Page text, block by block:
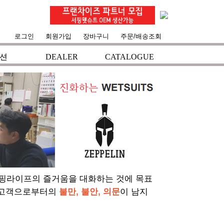
로그인 회원가입 장바구니 주문/배송조회
DEALER CATALOGUE
라이프의 즐거움을 대화하는 것에 목표
객으로부터의 불만, 불안, 의문이 남지